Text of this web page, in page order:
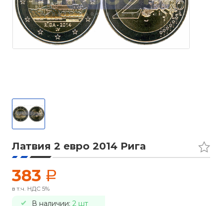
Латвия 2 евро 2014 Рига
383 a
в т.ч. НДС 5%
В наличии: 2 шт